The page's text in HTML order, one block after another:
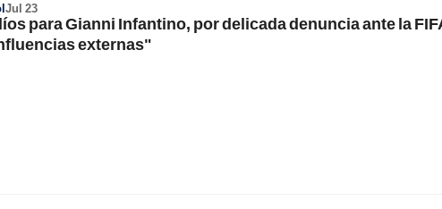
Jul 23
para Gianni Infantino, por delicada denuncia ante la
externas"